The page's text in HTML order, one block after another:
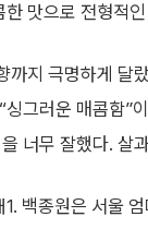
맛으로 전형적
까지 극명하게 달
그러운 매콤함”
너무 잘했다. 살
백종원은 서울